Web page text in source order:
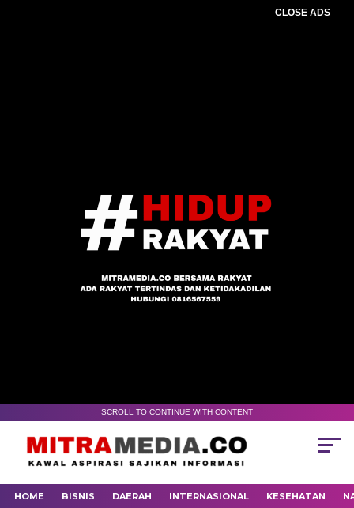
CLOSE ADS
SCROLL TO CONTINUE WITH CONTENT
HOME BISNIS DAERAH INTERNASIONAL KESEHATAN